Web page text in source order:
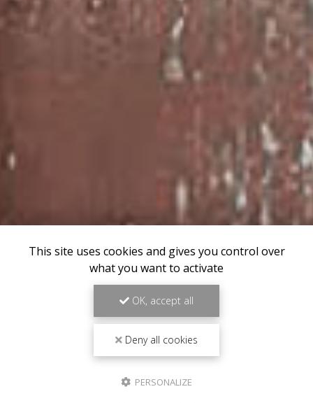
This site uses cookies and gives you control over
what you want to activate
OK, accept all
Deny all cookies
PERSONALIZE